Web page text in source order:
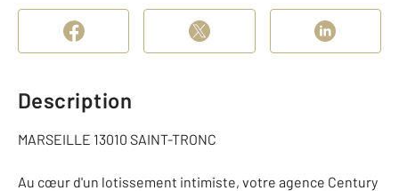
Description
MARSEILLE 13010 SAINT-TRONC
Au cœur d'un lotissement intimiste, votre agence Century